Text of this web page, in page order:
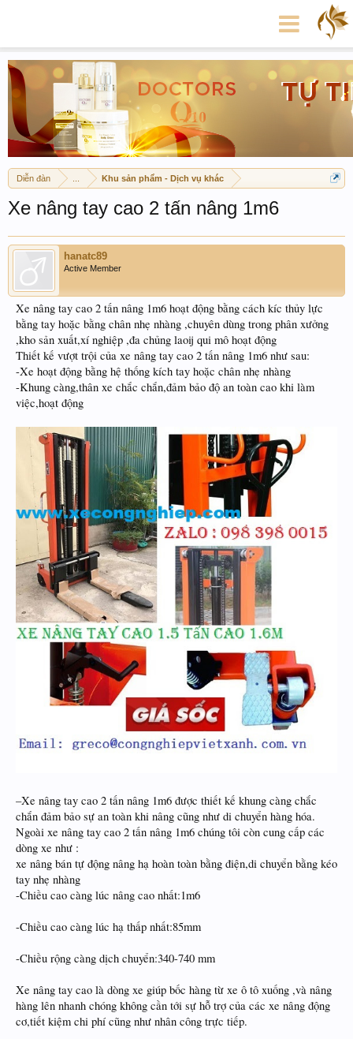
Diễn đàn Khu sản phẩm - Dịch vụ khác
Xe nâng tay cao 2 tấn nâng 1m6
hanatc89
Active Member
Xe nâng tay cao 2 tấn nâng 1m6 hoạt động bằng cách kíc thủy lực
bằng tay hoặc bằng chân nhẹ nhàng ,chuyên dùng trong phân xưởng
,kho sản xuất,xí nghiệp ,đa chủng laoij qui mô hoạt động
Thiết kế vượt trội của xe nâng tay cao 2 tấn nâng 1m6 như sau:
-Xe hoạt động bằng hệ thống kích tay hoặc chân nhẹ nhàng
-Khung càng,thân xe chắc chắn,đảm bảo độ an toàn cao khi làm
việc,hoạt động
–Xe nâng tay cao 2 tấn nâng 1m6 được thiết kế khung càng chắc
chắn đảm bảo sự an toàn khi nâng cũng như di chuyển hàng hóa.
Ngoài xe nâng tay cao 2 tấn nâng 1m6 chúng tôi còn cung cấp các
dòng xe như :
xe nâng bán tự động nâng hạ hoàn toàn bằng điện,di chuyển bằng kéo
tay nhẹ nhàng
-Chiều cao càng lúc nâng cao nhất:1m6
-Chiều cao càng lúc hạ thấp nhất:85mm
-Chiều rộng càng dịch chuyển:340-740 mm
Xe nâng tay cao là dòng xe giúp bốc hàng từ xe ô tô xuống ,và nâng
hàng lên nhanh chóng không cần tới sự hỗ trợ của các xe nâng động
cơ,tiết kiệm chi phí cũng như nhân công trực tiếp.